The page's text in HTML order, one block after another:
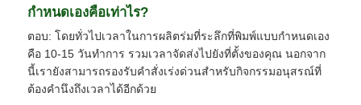
กำหนดเองคือเท่าไร?
ตอบ: โดยทั่วไปเวลาในการผลิตร่มที่ระลึกที่พิมพ์แบบกำหนดเอง
คือ 10-15 วันทำการ รวมเวลาจัดส่งไปยังที่ตั้งของคุณ นอกจาก
นี้เรายังสามารถรองรับคำสั่งเร่งด่วนสำหรับกิจกรรมอนุสรณ์ที่
ต้องคำนึงถึงเวลาได้อีกด้วย